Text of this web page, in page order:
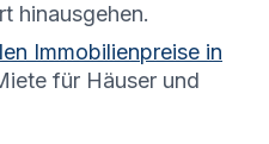
hinausgehen.
Immobilienpreise in
für Häuser und